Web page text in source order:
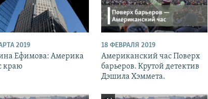
2019
Ефимова: Америка
краю
18 ФЕВРАЛЯ 2019
Американский час Поверх
барьеров. Крутой детектив
Дэшила Хэммета.